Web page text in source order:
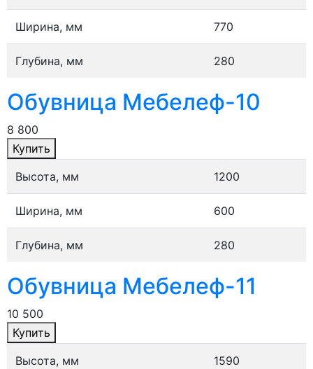
Ширина, мм 770
Глубина, мм 280
Обувница Мебелеф-10
8 800
Купить
Высота, мм
1200
Ширина, мм 600
Глубина, мм 280
Обувница Мебелеф-11
10 500
Купить
Высота, мм
1590